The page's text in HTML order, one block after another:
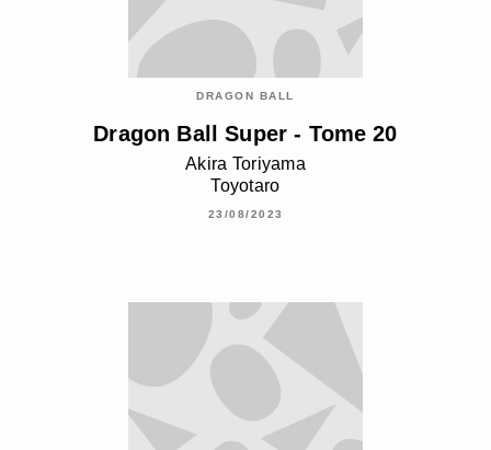
DRAGON BALL
Dragon Ball Super - Tome 20
Akira Toriyama
Toyotaro
23/08/2023